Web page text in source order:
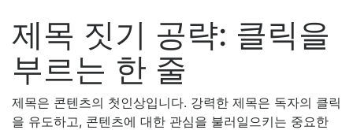
제목 짓기 공략: 클릭을
부르는 한 줄
제목은 콘텐츠의 첫인상입니다. 강력한 제목은 독자의 클릭
을 유도하고, 콘텐츠에 대한 관심을 불러일으키는 중요한